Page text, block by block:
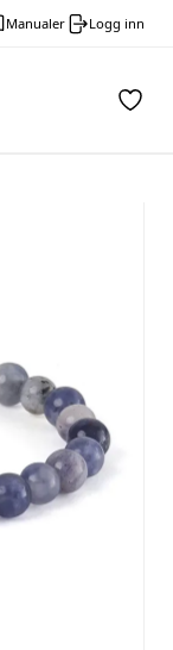
Manualer Logg inn